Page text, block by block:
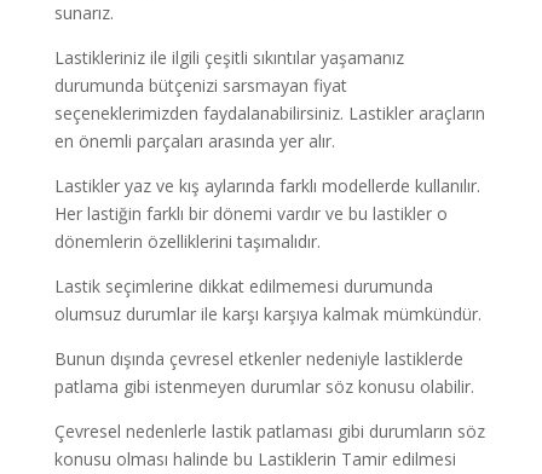
sunarız.
Lastikleriniz ile ilgili çeşitli sıkıntılar yaşamanız
durumunda bütçenizi sarsmayan fiyat
seçeneklerimizden faydalanabilirsiniz. Lastikler araçların
en önemli parçaları arasında yer alır.
Lastikler yaz ve kış aylarında farklı modellerde kullanılır.
Her lastiğin farklı bir dönemi vardır ve bu lastikler o
dönemlerin özelliklerini taşımalıdır.
Lastik seçimlerine dikkat edilmemesi durumunda
olumsuz durumlar ile karşı karşıya kalmak mümkündür.
Bunun dışında çevresel etkenler nedeniyle lastiklerde
patlama gibi istenmeyen durumlar söz konusu olabilir.
Çevresel nedenlerle lastik patlaması gibi durumların söz
konusu olması halinde bu Lastiklerin Tamir edilmesi